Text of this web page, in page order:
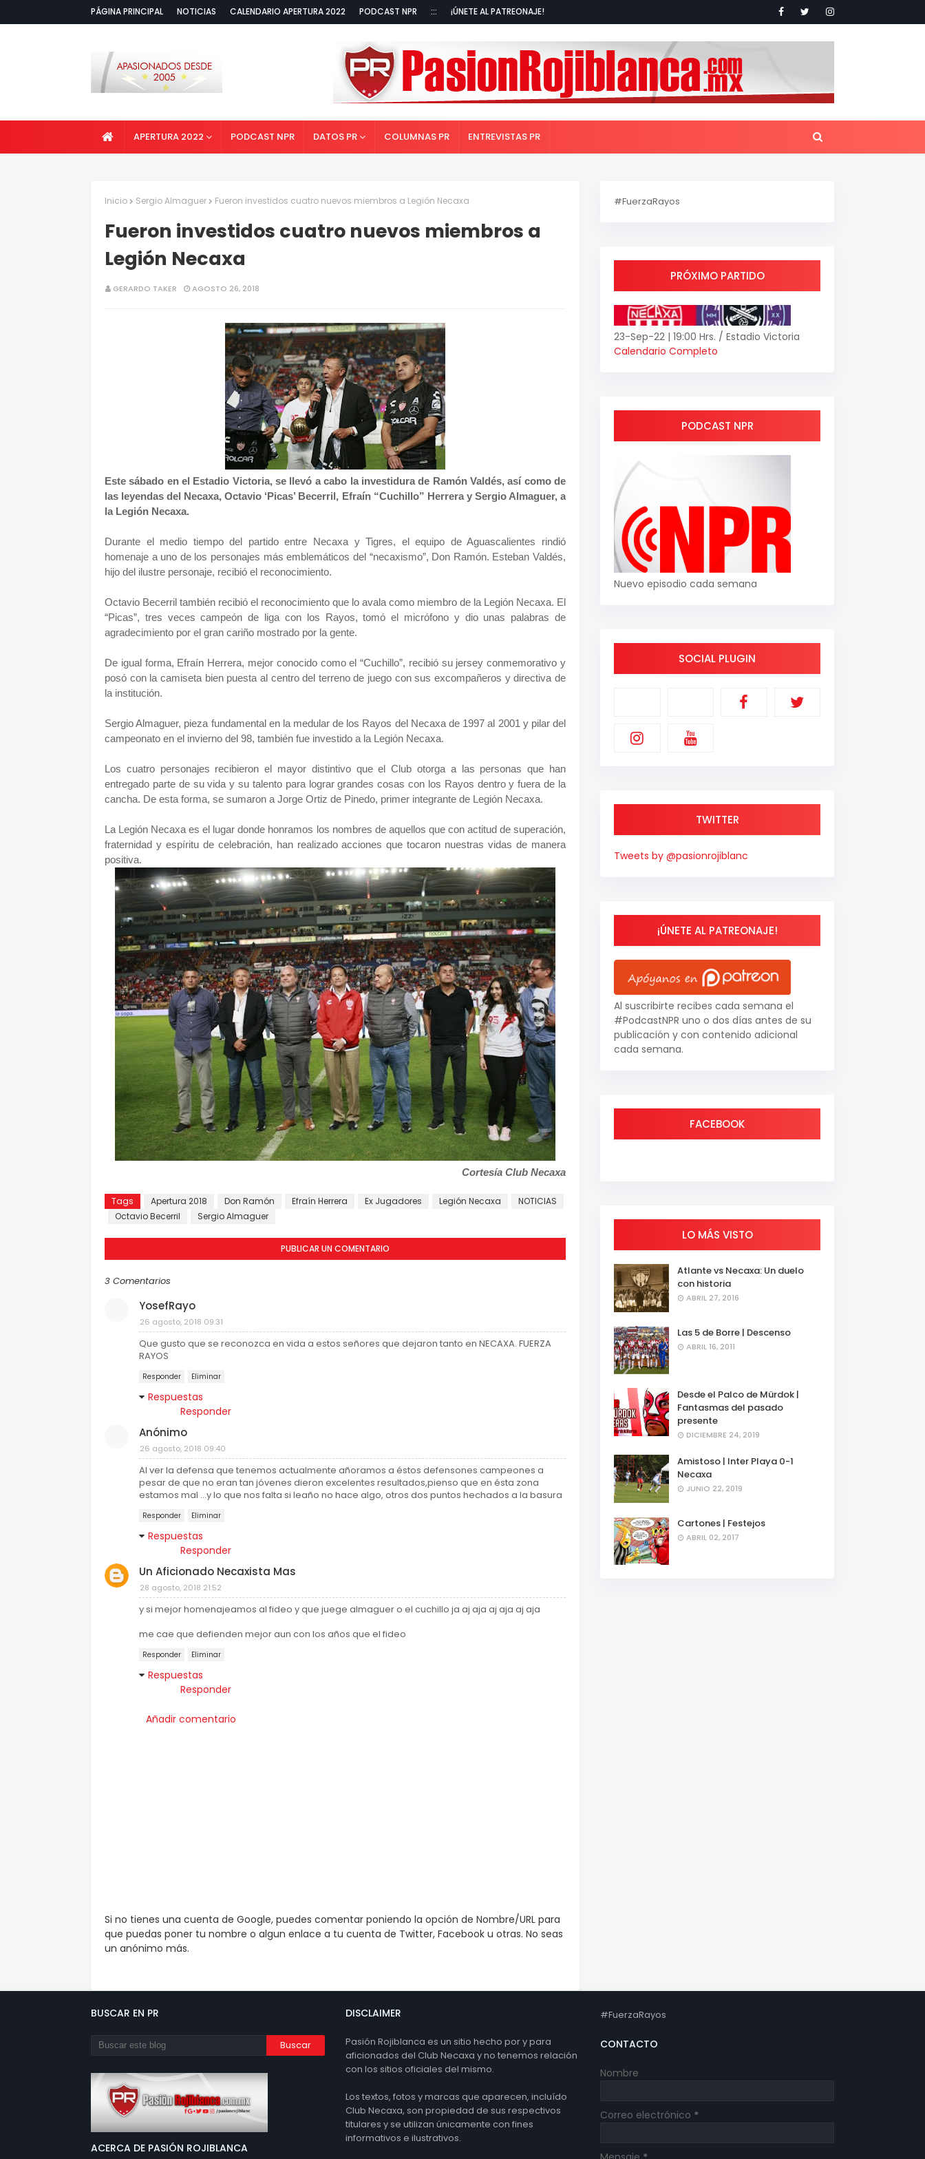
PÁGINA PRINCIPAL NOTICIAS CALENDARIO APERTURA 2022 PODCAST NPR ::: ¡ÚNETE AL PATREONAJE!
APERTURA 2022 PODCAST NPR DATOS PR COLUMNAS PR ENTREVISTAS PR
Inicio Sergio Almaguer Fueron investidos cuatro nuevos miembros a Legión Necaxa
Fueron investidos cuatro nuevos miembros a
Legión Necaxa
GERARDO TAKER AGOSTO 26, 2018
Este sábado en el Estadio Victoria, se llevó a cabo la investidura de Ramón Valdés, así como de
las leyendas del Necaxa, Octavio ‘Picas’ Becerril, Efraín “Cuchillo” Herrera y Sergio Almaguer, a
la Legión Necaxa.
Durante el medio tiempo del partido entre Necaxa y Tigres, el equipo de Aguascalientes rindió
homenaje a uno de los personajes más emblemáticos del “necaxismo”, Don Ramón. Esteban Valdés,
hijo del ilustre personaje, recibió el reconocimiento.
Octavio Becerril también recibió el reconocimiento que lo avala como miembro de la Legión Necaxa. El
“Picas”, tres veces campeón de liga con los Rayos, tomó el micrófono y dio unas palabras de
agradecimiento por el gran cariño mostrado por la gente.
De igual forma, Efraín Herrera, mejor conocido como el “Cuchillo”, recibió su jersey conmemorativo y
posó con la camiseta bien puesta al centro del terreno de juego con sus excompañeros y directiva de
la institución.
Sergio Almaguer, pieza fundamental en la medular de los Rayos del Necaxa de 1997 al 2001 y pilar del
campeonato en el invierno del 98, también fue investido a la Legión Necaxa.
Los cuatro personajes recibieron el mayor distintivo que el Club otorga a las personas que han
entregado parte de su vida y su talento para lograr grandes cosas con los Rayos dentro y fuera de la
cancha. De esta forma, se sumaron a Jorge Ortiz de Pinedo, primer integrante de Legión Necaxa.
La Legión Necaxa es el lugar donde honramos los nombres de aquellos que con actitud de superación,
fraternidad y espíritu de celebración, han realizado acciones que tocaron nuestras vidas de manera
positiva.
Cortesía Club Necaxa
Tags Apertura 2018 Don Ramón Efraín Herrera Ex Jugadores Legión Necaxa
NOTICIAS
Octavio Becerril
Sergio Almaguer
PUBLICAR UN COMENTARIO
3 Comentarios
YosefRayo
26 agosto, 2018 09:31
Que gusto que se reconozca en vida a estos señores que dejaron tanto en NECAXA. FUERZA
RAYOS
Responder Eliminar
Respuestas
Responder
Anónimo
26 agosto, 2018 09:40
Al ver la defensa que tenemos actualmente añoramos a éstos defensones campeones a
pesar de que no eran tan jóvenes dieron excelentes resultados,pienso que en ésta zona
estamos mal ...y lo que nos falta si leaño no hace algo, otros dos puntos hechados a la basura
Responder Eliminar
Respuestas
Responder
Un Aficionado Necaxista Mas
28 agosto, 2018 21:52
y si mejor homenajeamos al fideo y que juege almaguer o el cuchillo ja aj aja aj aja aj aja
me cae que defienden mejor aun con los años que el fideo
Responder Eliminar
Respuestas
Responder
Añadir comentario
Si no tienes una cuenta de Google, puedes comentar poniendo la opción de Nombre/URL para
que puedas poner tu nombre o algun enlace a tu cuenta de Twitter, Facebook u otras. No seas
un anónimo más.
#FuerzaRayos
PRÓXIMO PARTIDO
23-Sep-22 | 19:00 Hrs. / Estadio Victoria
Calendario Completo
PODCAST NPR
Nuevo episodio cada semana
SOCIAL PLUGIN
TWITTER
Tweets by @pasionrojiblanc
¡ÚNETE AL PATREONAJE!
Al suscribirte recibes cada semana el
#PodcastNPR uno o dos días antes de su
publicación y con contenido adicional
cada semana.
FACEBOOK
LO MÁS VISTO
Atlante vs Necaxa: Un duelo
con historia
ABRIL 27, 2016
Las 5 de Borre | Descenso
ABRIL 16, 2011
Desde el Palco de Mürdok |
Fantasmas del pasado
presente
DICIEMBRE 24, 2019
Amistoso | Inter Playa 0-1
Necaxa
JUNIO 22, 2019
Cartones | Festejos
ABRIL 02, 2017
BUSCAR EN PR
ACERCA DE PASIÓN ROJIBLANCA
DISCLAIMER
Pasión Rojiblanca es un sitio hecho por y para
aficionados del Club Necaxa y no tenemos relación
con los sitios oficiales del mismo.
Los textos, fotos y marcas que aparecen, incluído
Club Necaxa, son propiedad de sus respectivos
titulares y se utilizan únicamente con fines
informativos e ilustrativos.
#FuerzaRayos
CONTACTO
Nombre
Correo electrónico *